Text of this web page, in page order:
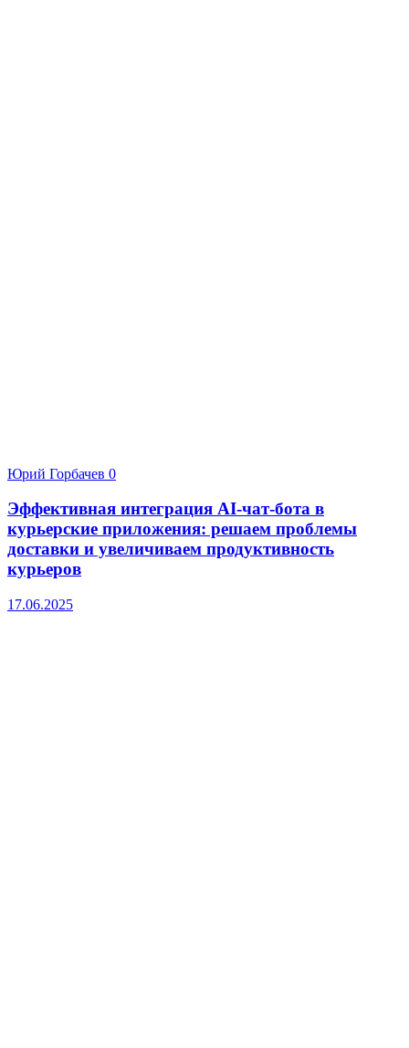
Юрий Горбачев 0
Эффективная интеграция AI-чат-бота в
курьерские приложения: решаем проблемы
доставки и увеличиваем продуктивность
курьеров
17.06.2025